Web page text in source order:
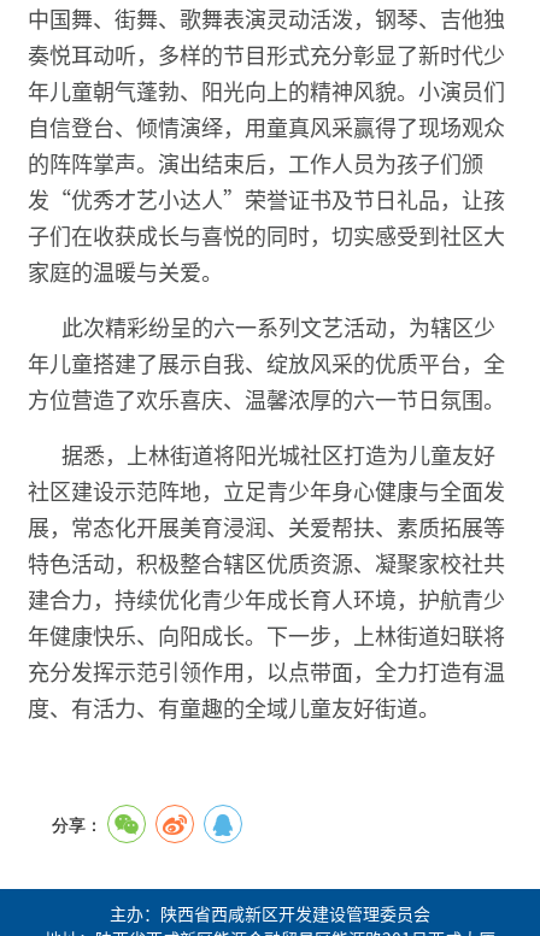
中国舞、街舞、歌舞表演灵动活泼，钢琴、吉他独
奏悦耳动听，多样的节目形式充分彰显了新时代少
年儿童朝气蓬勃、阳光向上的精神风貌。小演员们
自信登台、倾情演绎，用童真风采赢得了现场观众
的阵阵掌声。演出结束后，工作人员为孩子们颁
发“优秀才艺小达人”荣誉证书及节日礼品，让孩
子们在收获成长与喜悦的同时，切实感受到社区大
家庭的温暖与关爱。
此次精彩纷呈的六一系列文艺活动，为辖区少
年儿童搭建了展示自我、绽放风采的优质平台，全
方位营造了欢乐喜庆、温馨浓厚的六一节日氛围。
据悉，上林街道将阳光城社区打造为儿童友好
社区建设示范阵地，立足青少年身心健康与全面发
展，常态化开展美育浸润、关爱帮扶、素质拓展等
特色活动，积极整合辖区优质资源、凝聚家校社共
建合力，持续优化青少年成长育人环境，护航青少
年健康快乐、向阳成长。下一步，上林街道妇联将
充分发挥示范引领作用，以点带面，全力打造有温
度、有活力、有童趣的全域儿童友好街道。
分享：
主办：陕西省西咸新区开发建设管理委员会